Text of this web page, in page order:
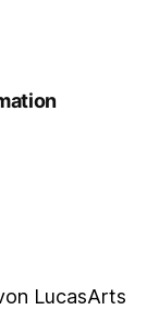
LucasArts